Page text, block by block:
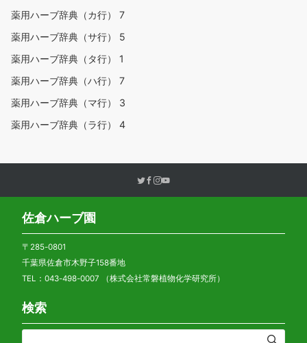
薬用ハーブ辞典（カ行） 7
薬用ハーブ辞典（サ行） 5
薬用ハーブ辞典（タ行） 1
薬用ハーブ辞典（ハ行） 7
薬用ハーブ辞典（マ行） 3
薬用ハーブ辞典（ラ行） 4
佐倉ハーブ園
〒285-0801
千葉県佐倉市木野子158番地
TEL：043-498-0007 （株式会社常磐植物化学研究所）
検索